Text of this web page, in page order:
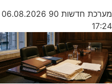
מערכת חדשות 90
06.08.2026
17:24